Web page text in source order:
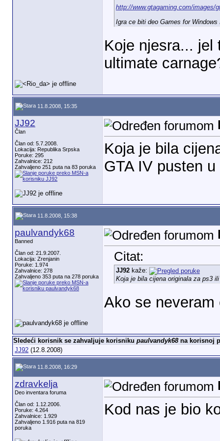
http://www.gtagaming.com/images/
Igra ce biti deo Games for Windows
Koje njesra... jel
ultimate
11.8.2008, 15:35
JJ92
Član
Član od: 5.7.2008.
Lokacija: Republika Srpska
Poruke: 295
Zahvalnice: 212
Zahvaljeno 251 puta na 83 poruka
Koja je bila
GTA IV pusten
11.8.2008, 15:38
paulvandyk68
Banned
Član od: 21.9.2007.
Lokacija: Zrenjanin
Poruke: 1.974
Zahvalnice: 278
Zahvaljeno 353 puta na 278 poruka
Citat:
JJ92kaže:
Koja je bila cijena originala za ps3
Ako se
Sledeći korisnik se zahvaljuje korisniku paulvandyk68na korisnoj
JJ92(12.8.2008)
11.8.2008, 16:29
zdravkelja
Deo inventara foruma
Član od: 1.12.2006.
Poruke: 4.264
Zahvalnice: 1.929
Zahvaljeno 1.916 puta na 819
poruka
Kod nas je bio